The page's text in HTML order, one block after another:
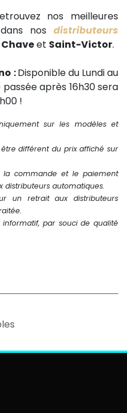
nos meilleures
nos distributeurs
et Saint-Victor.
:Disponible du Lundi au
après 16h30 sera
!
sur les modèles et
différent du prix affiché sur
la commande et le paiement
distributeurs automatiques.
un retrait aux distributeurs
informatif, par souci de qualité